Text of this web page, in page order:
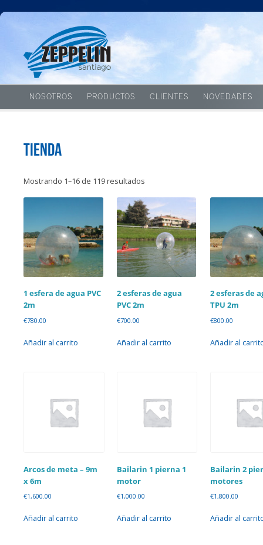
NOSOTROS PRODUCTOS CLIENTES NOVEDADES
Tienda
Mostrando 1–16 de 119 resultados
1 esfera de agua PVC
2m
€780.00
Añadir al carrito
2 esferas de agua
PVC 2m
€700.00
Añadir al carrito
2 esferas de
TPU 2m
€800.00
Añadir al
Arcos de meta – 9m
x 6m
€1,600.00
Añadir al carrito
Bailarin 1 pierna 1
motor
€1,000.00
Añadir al carrito
Bailarin 2
motores
€1,800.00
Añadir al